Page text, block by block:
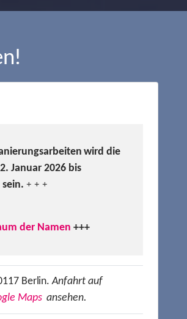
wird die
Januar 2026 bis
+ + +
der Namen +++
Berlin.Anfahrt auf
Mapsansehen.